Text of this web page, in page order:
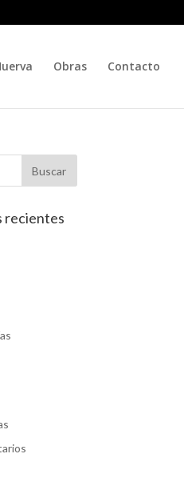
Obras Contacto
recientes